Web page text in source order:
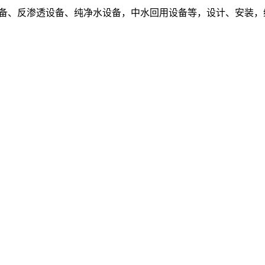
反渗透设备、纯净水设备，中水回用设备等，设计、安装，